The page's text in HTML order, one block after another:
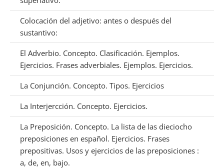
Colocación del adjetivo: antes o después del
sustantivo:
El Adverbio. Concepto. Clasificación. Ejemplos.
Ejercicios. Frases adverbiales. Ejemplos. Ejercicios.
La Conjunción. Concepto. Tipos. Ejercicios
La Interjercción. Concepto. Ejercicios.
La Preposición. Concepto. La lista de las dieciocho
preposiciones en español. Ejercicios. Frases
prepositivas. Usos y ejercicios de las preposiciones :
a, de, en, bajo.